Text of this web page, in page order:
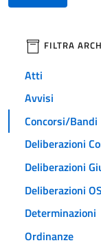
filtri da
FILTRA
Atti
Avvisi
Concorsi/Bandi
Deliberazioni
Deliberazioni
Deliberazioni
Determinazioni
Ordinanze